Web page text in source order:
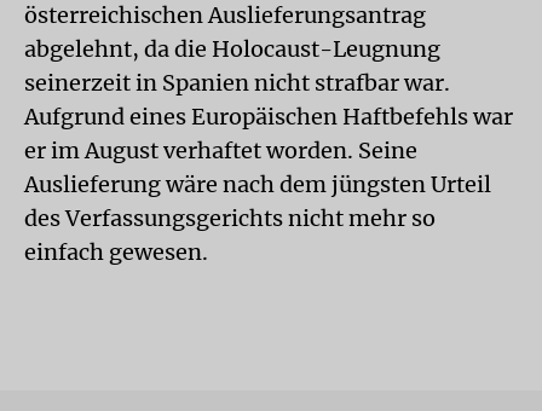
österreichischen Auslieferungsantrag
abgelehnt, da die Holocaust-Leugnung
seinerzeit in Spanien nicht strafbar war.
Aufgrund eines Europäischen Haftbefehls war
er im August verhaftet worden. Seine
Auslieferung wäre nach dem jüngsten Urteil
des Verfassungsgerichts nicht mehr so
einfach gewesen.